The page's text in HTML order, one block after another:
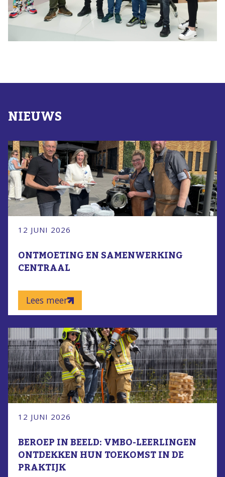
NIEUWS
12 JUNI 2026
ONTMOETING EN SAMENWERKING
CENTRAAL
Lees meer
12 JUNI 2026
BEROEP IN BEELD: VMBO-LEERLINGEN
ONTDEKKEN HUN TOEKOMST IN DE
PRAKTIJK